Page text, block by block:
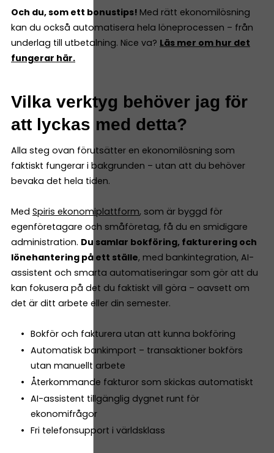
Och du, som ett bonustips! Med rätt ekonomilösning
kan du också automatisera hela löneprocessen – från
underlag till utbetalning. Nice va? Läs mer om hur det
fungerar här.
Vilka verktyg behöver jag för
att lyckas med detta?
Alla steg ovan förutsätter en ekonomilösning som
faktiskt fungerar i bakgrunden – utan att du behöver
bevaka det hela tiden.
Med Spiris ekonomiplattform, som är byggd för
egenföretagare och småföretag, få du en smidigare
administration. Du samlar bokföring, fakturering och
lönehantering på ett ställe, med bankintegration, AI-
assistent och smarta automatiseringar som gör att du
kan fokusera på det du faktiskt vill göra – oavsett om
det är ditt arbete eller din semester.
Bokför och fakturera utan att kunna bokföring
Automatisk bankimport – transaktioner bokförs
utan manuellt arbete
Återkommande fakturor som skickas automatiskt
AI-assistent tillgänglig dygnet runt för
ekonomifrågor
Fri telefonsupport i världsklass